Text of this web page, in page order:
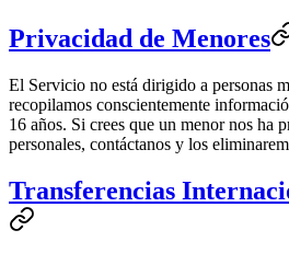
Privacidad de Menores
El Servicio no está dirigido a personas
recopilamos conscientemente
16 años. Si crees que un menor nos ha
personales, contáctanos y los
Transferencias